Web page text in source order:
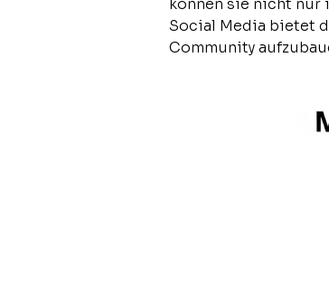
können sie nicht nur
Social Media bietet
Community